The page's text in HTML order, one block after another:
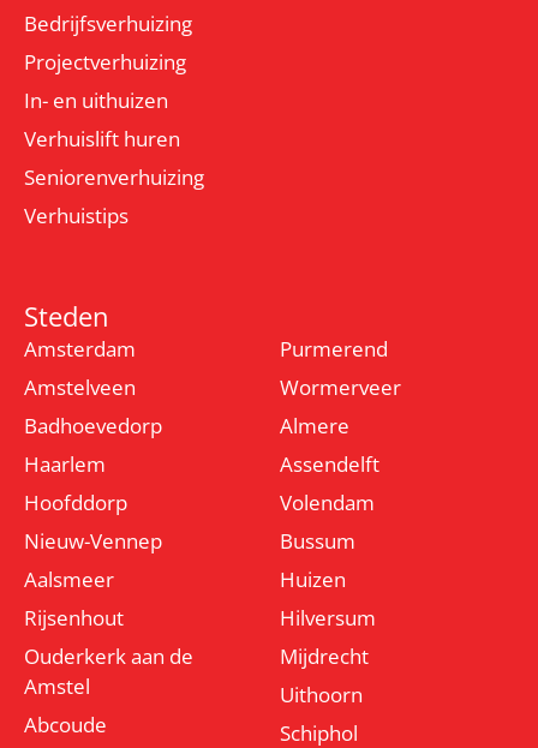
Bedrijfsverhuizing
Projectverhuizing
In- en uithuizen
Verhuislift huren
Seniorenverhuizing
Verhuistips
Steden
Amsterdam
Amstelveen
Badhoevedorp
Haarlem
Hoofddorp
Nieuw-Vennep
Aalsmeer
Rijsenhout
Ouderkerk aan de
Amstel
Abcoude
Purmerend
Wormerveer
Almere
Assendelft
Volendam
Bussum
Huizen
Hilversum
Mijdrecht
Uithoorn
Schiphol